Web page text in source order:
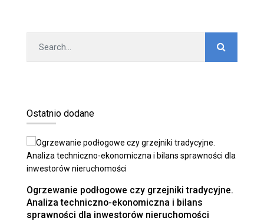
Ostatnio dodane
Ogrzewanie podłogowe czy grzejniki tradycyjne.
Analiza techniczno-ekonomiczna i bilans
sprawności dla inwestorów nieruchomości